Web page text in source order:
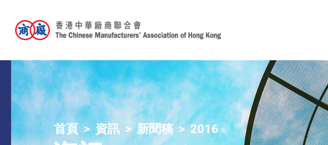
首頁 資訊 新聞稿 2016